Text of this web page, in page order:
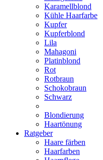
Karamellblond
Kühle Haarfarbe
Kupfer
Kupferblond
Lila
Mahagoni
Platinblond
Rot
Rotbraun
Schokobraun
Schwarz
Blondierung
Haartönung
Ratgeber
Haare färben
Haarfarben